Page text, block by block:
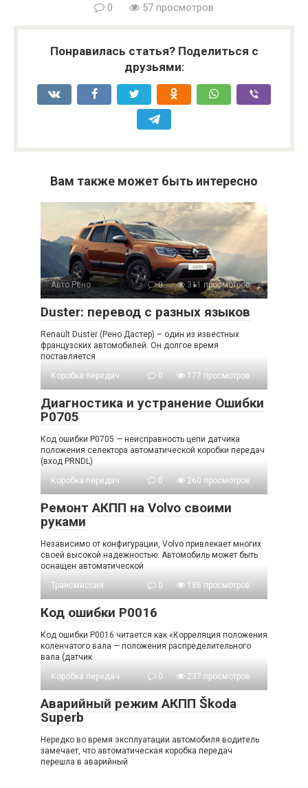
0 57 просмотров
Понравилась статья? Поделиться с
друзьями:
Вам также может быть интересно
Авто Рено 0 311 просмотров
Duster: перевод с разных языков
Renault Duster (Рено Дастер) – один из известных
французских автомобилей. Он долгое время
поставляется
Коробка передач
0 177 просмотров
Диагностика и устранение Ошибки
P0705
Код ошибки P0705 — неисправность цепи датчика
положения селектора автоматической коробки передач
(вход PRNDL)
Коробка передач
0 260 просмотров
Ремонт АКПП на Volvo своими
руками
Независимо от конфигурации, Volvo привлекает многих
своей высокой надежностью. Автомобиль может быть
оснащен автоматической
Трансмиссия
0 186 просмотров
Код ошибки P0016
Код ошибки P0016 читается как «Корреляция положения
коленчатого вала — положения распределительного
вала (датчик
Коробка передач
0 237 просмотров
Аварийный режим АКПП Škoda
Superb
Нередко во время эксплуатации автомобиля водитель
замечает, что автоматическая коробка передач
перешла в аварийный